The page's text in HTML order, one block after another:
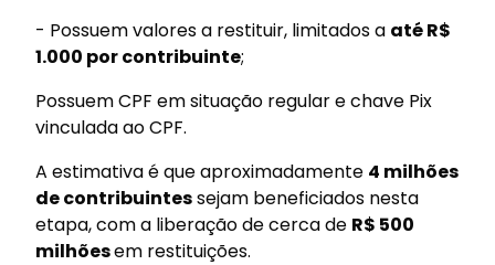
- Possuem valores a restituir, limitados a até R$
1.000 por contribuinte;
Possuem CPF em situação regular e chave Pix
vinculada ao CPF.
A estimativa é que aproximadamente 4 milhões
de contribuintessejam beneficiados nesta
etapa, com a liberação de cerca de R$ 500
milhõesem restituições.